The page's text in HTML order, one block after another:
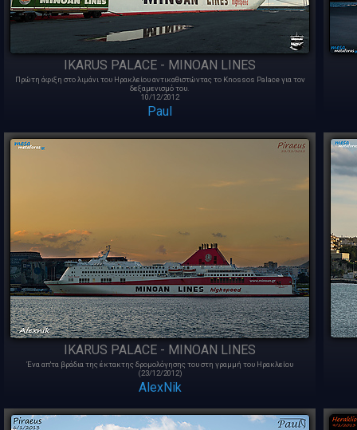
IKARUS PALACE - MINOAN LINES
Πρώτη άφιξη στο λιμάνι του Ηρακλείου αντικαθιστώντας το Knossos Palace για τον
δεξαμενισμό του.
10/12/2012
Paul
IKARUS PALACE - MINOAN LINES
Ένα απ'τα βράδια της έκτακτης δρομολόγησης του στη γραμμή του Ηρακλείου
(23/12/2012)
AlexNik